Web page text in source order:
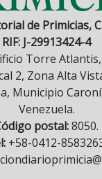
de Primicias,
RIF: J-29913424-4
Torre
2, Zona Alta
Municipio
Venezuela.
postal:8050.
+58-0412-